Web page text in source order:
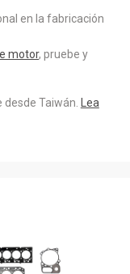
en la fabricación
motor, pruebe y
Taiwán.
Lea